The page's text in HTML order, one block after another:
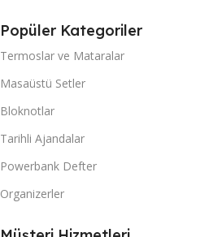
Popüler Kategoriler
Termoslar ve Mataralar
Masaüstü Setler
Bloknotlar
Tarihli Ajandalar
Powerbank Defter
Organizerler